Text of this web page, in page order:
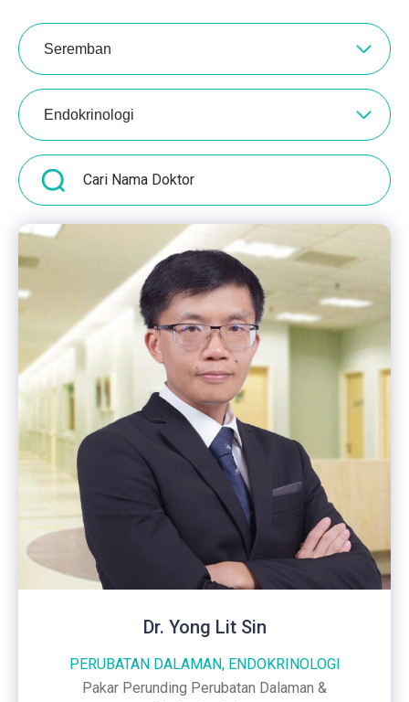
Seremban
Endokrinologi
Dr. Yong Lit Sin
PERUBATAN DALAMAN, ENDOKRINOLOGI
Pakar Perunding Perubatan Dalaman &